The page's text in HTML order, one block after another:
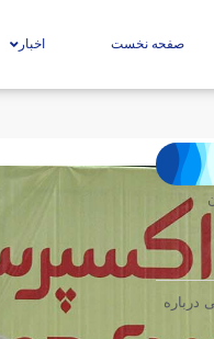
صفحه نخست اخبار
درباره